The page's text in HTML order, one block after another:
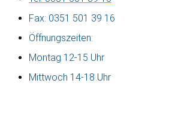
Fax: 0351 501 39 16
Öffnungszeiten:
Montag 12-15 Uhr
Mittwoch 14-18 Uhr